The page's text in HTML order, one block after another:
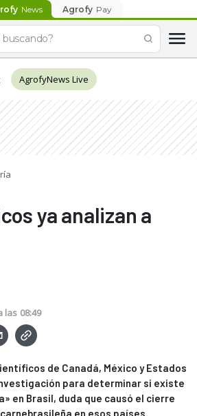
News Agrofy Pay
AgrofyNews Live
ya analizan a
las 08:49
de Canadá, México y Estados
para determinar si existe
en Brasil, duda que causó el cierre
en esos países.